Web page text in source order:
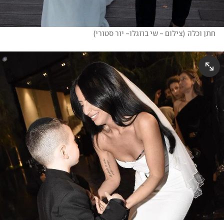
חתן וכלה (צילום - שי בוזגלו- יור סטורי)